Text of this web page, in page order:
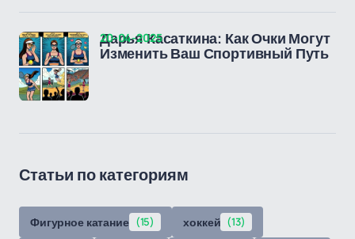
Дарья Касаткина: Как Очки Могут
Изменить Ваш Спортивный Путь
20-04-2025
Статьи по категориям
Фигурное катание (15) хоккей (13)